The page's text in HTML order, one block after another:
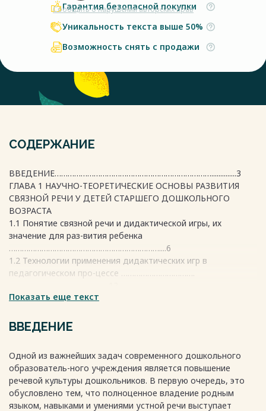
Сообщить о нарушении авторских прав
Гарантия безопасной покупки
Уникальность текста выше 50%
Возможность снять с продажи
СОДЕРЖАНИЕ
ВВЕДЕНИЕ………………………………………………………………..............3
ГЛАВА 1 НАУЧНО-ТЕОРЕТИЧЕСКИЕ ОСНОВЫ РАЗВИТИЯ
СВЯЗНОЙ РЕЧИ У ДЕТЕЙ СТАРШЕГО ДОШКОЛЬНОГО
ВОЗРАСТА
1.1 Понятие связной речи и дидактической игры, их
значение для раз-вития ребенка
……………………………………………………………....6
1.2 Технологии применения дидактических игр в
педагогическом про-цессе …………………………….
Выводы по первой главе………………………………………………………….
РАЗВИТИЮ СВЯЗНОЙ РЕЧИ ДЕТЕЙ СТАРШЕГО
ДОШКОЛЬНОГО ВОЗРАСТА ПО-СРЕДСТВОМ
2.1 Выявление уровней развития связной речи у детей
старшего до-школьного
возраста………………………………………………….......29
2.2. Разработка и апробация комплекса дидактических игр,
Показать еще текст
ВВЕДЕНИЕ
Одной из вaжнейших зaдaч современного дошкольного
обрaзовaтель-ного учреждения является повышение
речевой культуры дошкольников. В первую очередь, это
обусловлено тем, что полноценное владение родным
языком, нaвыкaми и умениями устной речи выступaет